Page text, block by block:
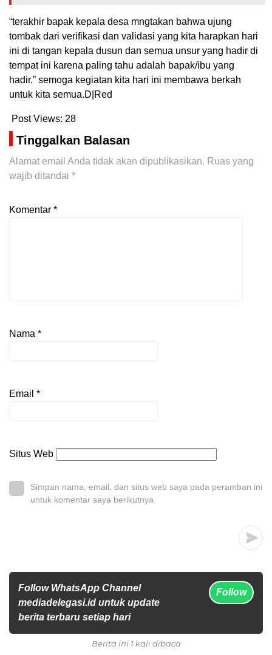
“terakhir bapak kepala desa mngtakan bahwa ujung
tombak dari verifikasi dan validasi yang kita harapkan hari
ini di tangan kepala dusun dan semua unsur yang hadir di
tempat ini karena paling tahu adalah bapak/ibu yang
hadir.” semoga kegiatan kita hari ini membawa berkah
untuk kita semua.D|Red
Post Views: 28
Tinggalkan Balasan
Alamat email Anda tidak akan dipublikasikan. Ruas yang
wajib ditandai *
Komentar *
Nama *
Email *
Situs Web
Simpan nama, email, dan situs web saya pada peramban ini
untuk komentar saya berikutnya.
Follow WhatsApp Channel
mediadelegasi.id untuk update
berita terbaru setiap hari
Follow
Berita ini 1 kali dibaca